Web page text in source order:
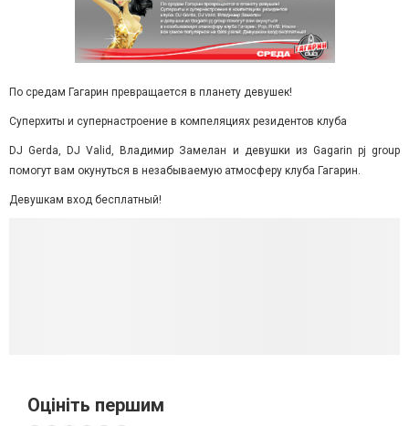
По средам Гагарин превращается в планету девушек!
Суперхиты и супернастроение в компеляциях резидентов клуба
DJ Gerda, DJ Valid, Владимир Замелан и девушки из Gagarin pj group
помогут вам окунуться в незабываемую атмосферу клуба Гагарин.
Девушкам вход бесплатный!
Оцініть першим